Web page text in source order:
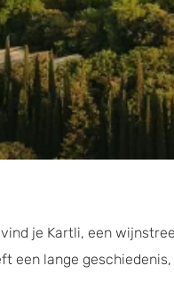
je Kartli, een
een lange